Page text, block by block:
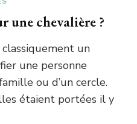
une chevalière ?
un
une personne
ou d’un cercle.
étaient portées il y